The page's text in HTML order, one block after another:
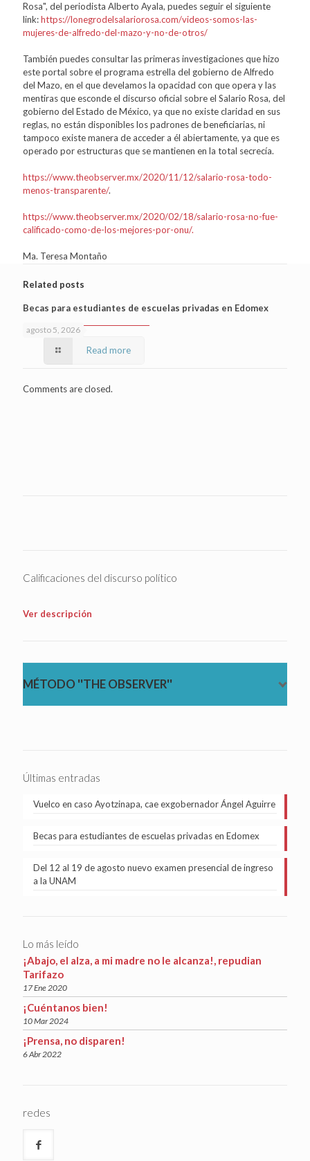
Rosa", del periodista Alberto Ayala, puedes seguir el siguiente
link:https://lonegrodelsalariorosa.com/videos-somos-las-
mujeres-de-alfredo-del-mazo-y-no-de-otros/
También puedes consultar las primeras investigaciones que hizo
este portal sobre el programa estrella del gobierno de Alfredo
del Mazo, en el que develamos la opacidad con que opera y las
mentiras que esconde el discurso oficial sobre el Salario Rosa, del
gobierno del Estado de México, ya que no existe claridad en sus
reglas, no están disponibles los padrones de beneficiarias, ni
tampoco existe manera de acceder a él abiertamente, ya que es
operado por estructuras que se mantienen en la total secrecía.
https://www.theobserver.mx/2020/11/12/salario-rosa-todo-
menos-transparente/.
https://www.theobserver.mx/2020/02/18/salario-rosa-no-fue-
calificado-como-de-los-mejores-por-onu/.
Ma. Teresa Montaño
Related posts
agosto 5, 2026
Becas para estudiantes de escuelas privadas en Edomex
Read more
Comments are closed.
Calificaciones del discurso político
Ver descripción
MÉTODO ''THE OBSERVER''
Últimas entradas
Vuelco en caso Ayotzinapa, cae exgobernador Ángel Aguirre
Becas para estudiantes de escuelas privadas en Edomex
Del 12 al 19 de agosto nuevo examen presencial de ingreso
a la UNAM
Lo más leído
¡Abajo, el alza, a mi madre no le alcanza!, repudian
Tarifazo
17 Ene 2020
¡Cuéntanos bien!
10 Mar 2024
¡Prensa, no disparen!
6 Abr 2022
redes